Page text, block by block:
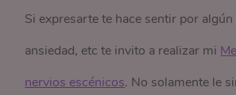
Si expresarte te hace sentir por
ansiedad, etc te invito a realizar mi
nervios escénicos. No solamente le